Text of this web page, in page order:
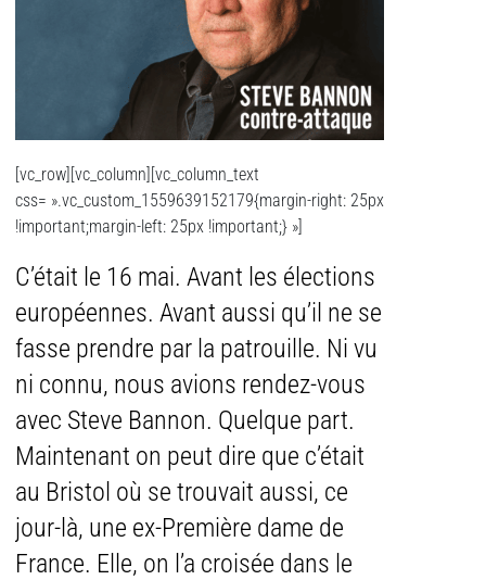
[vc_row][vc_column][vc_column_text
css= ».vc_custom_1559639152179{margin-right: 25px
!important;margin-left: 25px !important;} »]
C’était le 16 mai. Avant les élections
européennes. Avant aussi qu’il ne se
fasse prendre par la patrouille. Ni vu
ni connu, nous avions rendez-vous
avec Steve Bannon. Quelque part.
Maintenant on peut dire que c’était
au Bristol où se trouvait aussi, ce
jour-là, une ex-Première dame de
France. Elle, on l’a croisée dans le